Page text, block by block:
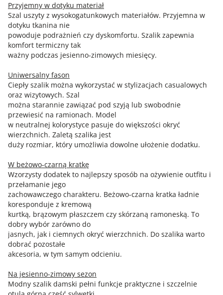
Przyjemny w dotyku materiał
Szal uszyty z wysokogatunkowych materiałów. Przyjemna w
dotyku tkanina nie
powoduje podrażnień czy dyskomfortu. Szalik zapewnia
komfort termiczny tak
ważny podczas jesienno-zimowych miesięcy.
Uniwersalny fason
Ciepły szalik można wykorzystać w stylizacjach casualowych
oraz wizytowych. Szal
można starannie zawiązać pod szyją lub swobodnie
przewiesić na ramionach. Model
w neutralnej kolorystyce pasuje do większości okryć
wierzchnich. Zaletą szalika jest
duży rozmiar, który umożliwia dowolne ułożenie dodatku.
W beżowo-czarną kratkę
Wzorzysty dodatek to najlepszy sposób na ożywienie outfitu i
przełamanie jego
zachowawczego charakteru. Beżowo-czarna kratka ładnie
koresponduje z kremową
kurtką, brązowym płaszczem czy skórzaną ramoneską. To
dobry wybór zarówno do
jasnych, jak i ciemnych okryć wierzchnich. Do szalika warto
dobrać pozostałe
akcesoria, w tym samym odcieniu.
Na jesienno-zimowy sezon
Modny szalik damski pełni funkcje praktyczne i szczelnie